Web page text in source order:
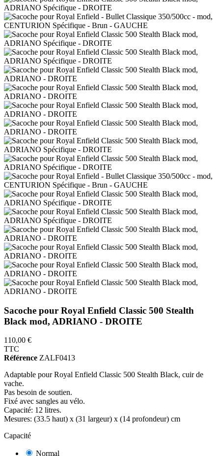
Sacoche pour Royal Enfield Classic 500 Stealth
Black mod, ADRIANO - DROITE
110,00 €
TTC
Référence ZALF0413
Adaptable pour Royal Enfield Classic 500 Stealth Black, cuir de
vache.
Pas besoin de soutien.
Fixé avec sangles au vélo.
Capacité: 12 litres.
Mesures: (33.5 haut) x (31 largeur) x (14 profondeur) cm
Capacité
Normal